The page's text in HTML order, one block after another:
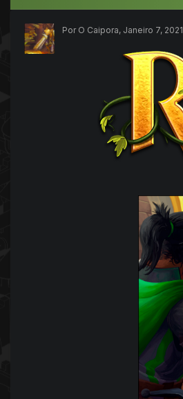
Por O Caipora, Janeiro 7, 2021